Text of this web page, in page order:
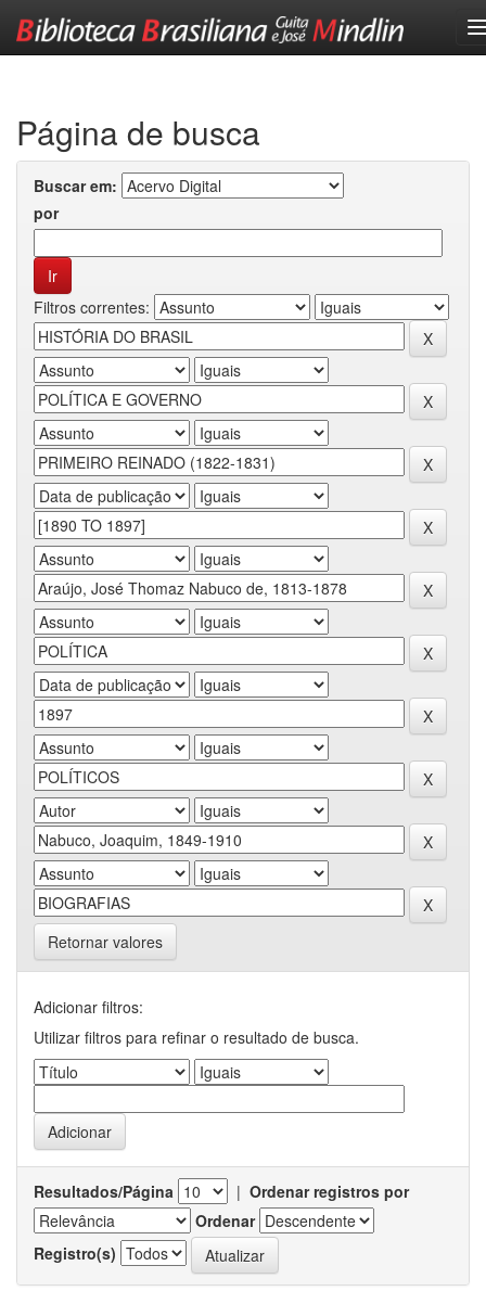
Página de busca
Buscar em:
por
Filtros correntes:
Retornar valores
Adicionar filtros:
Utilizar filtros para refinar o resultado de busca.
Resultados/Página | Ordenar registros por
Ordenar
Registro(s)